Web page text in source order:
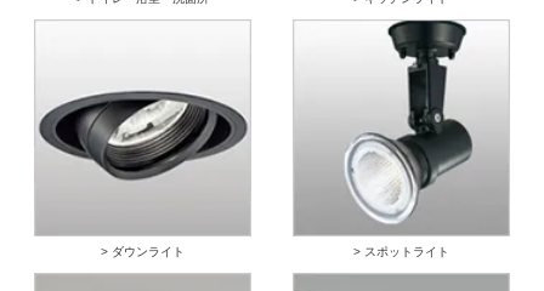
> ダウンライト > スポットライト